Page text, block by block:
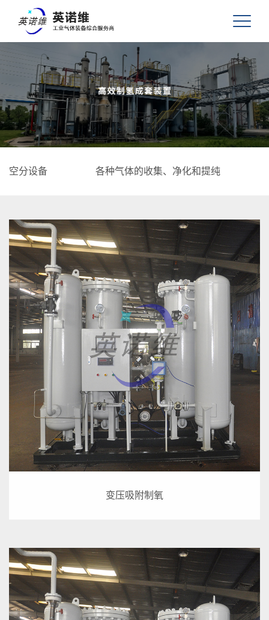
空分设备 各种气体的收集、净化和提纯
变压吸附制氧